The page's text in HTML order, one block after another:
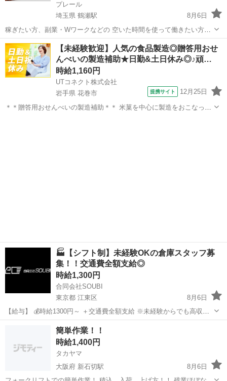
プレール
埼玉県 鶴瀬駅
8月6日
稼ぎたい方、副業・Wワークなどの 空いた時間を使って働きたい方に
も必見です！ 勤務日数などはご相談下さい！ ■お仕事内容 コンテナ内
に積まれた ダンボールなどの荷物を 3〜5名で降ろしていただきます。
具体的には…...
埼玉 入間郡 鶴瀬駅 倉庫 コンテナ
【未経験歓迎】人気の食品製造◎贈答用おせ
んべいの製造補助★日勤&土日休み◎♪頑…
時給1,160円
UTコネクト株式会社
岩手県 花巻市
提携サイト 12月25日
＊＊贈答用おせんべいの製造補助＊＊ 米菓を中心に製造をおこなって
🏭【シフト制】未経験OKの倉庫スタッフ募
集！！交通費全額支給◎
時給1,300円
合同会社SOUBI
東京都 江東区
8月6日
【給与】 💰時給1300円～ ＋交通費全額支給 ※未経験からでも高収入
スタート！！！ ⸻ 【勤務地】 📍辰巳倉庫内（詳細は面接時にご案
内） 最寄駅：辰巳駅 ⸻ 【仕事内容】 【倉庫...
江東区 倉庫
簡単作業！！
時給1,400円
タカヤマ
大阪府 新石切駅
8月6日